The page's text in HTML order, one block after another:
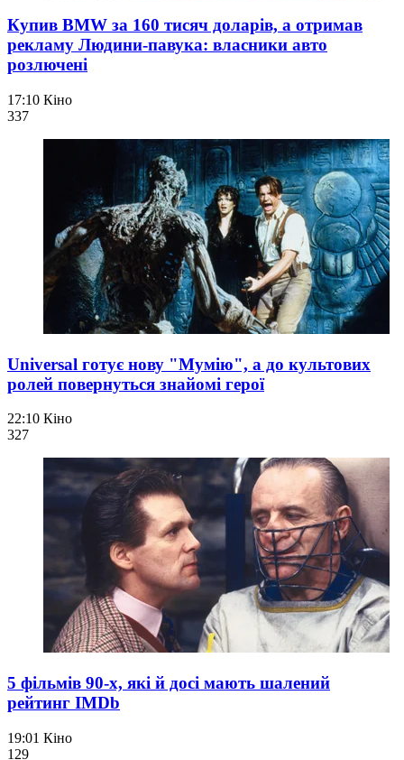
Купив BMW за 160 тисяч доларів, а отримав
рекламу Людини-павука: власники авто
розлючені
17:10 Кіно
337
Universal готує нову "Мумію", а до культових
ролей повернуться знайомі герої
22:10 Кіно
327
5 фільмів 90-х, які й досі мають шалений
рейтинг IMDb
19:01 Кіно
129